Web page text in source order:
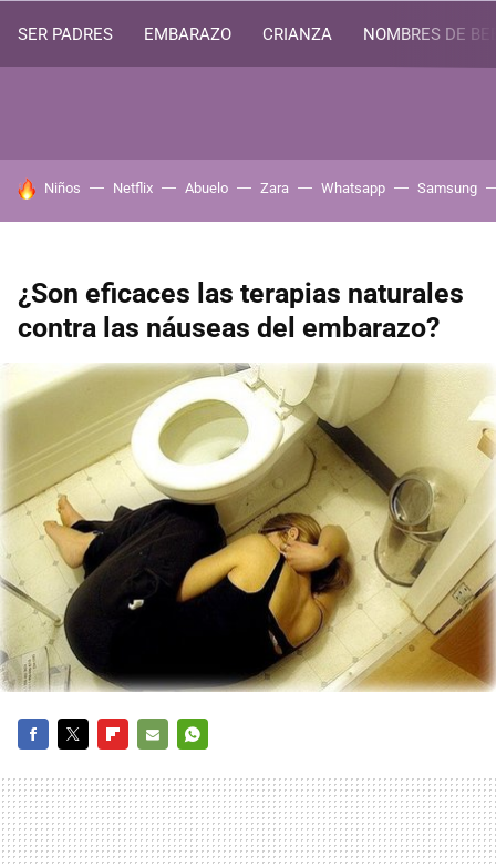
SER PADRES EMBARAZO CRIANZA NOMBRES DE
HOY SE HABLA DE
Niños Netflix Abuelo Zara Whatsapp Samsung
¿Son eficaces las terapias naturales
contra las náuseas del embarazo?
MAIL